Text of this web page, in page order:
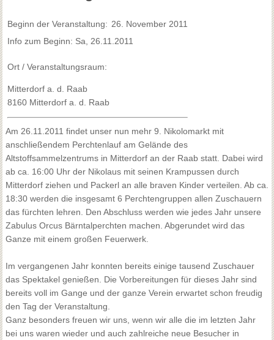
Beginn der Veranstaltung: 26. November 2011
Info zum Beginn: Sa, 26.11.2011
Ort / Veranstaltungsraum:
Mitterdorf a. d. Raab
8160 Mitterdorf a. d. Raab
Am 26.11.2011 findet unser nun mehr 9. Nikolomarkt mit
anschließendem Perchtenlauf am Gelände des
Altstoffsammelzentrums in Mitterdorf an der Raab statt. Dabei wird
ab ca. 16:00 Uhr der Nikolaus mit seinen Krampussen durch
Mitterdorf ziehen und Packerl an alle braven Kinder verteilen. Ab ca.
18:30 werden die insgesamt 6 Perchtengruppen allen Zuschauern
das fürchten lehren. Den Abschluss werden wie jedes Jahr unsere
Zabulus Orcus Bärntalperchten machen. Abgerundet wird das
Ganze mit einem großen Feuerwerk.
Im vergangenen Jahr konnten bereits einige tausend Zuschauer
das Spektakel genießen. Die Vorbereitungen für dieses Jahr sind
bereits voll im Gange und der ganze Verein erwartet schon freudig
den Tag der Veranstaltung.
Ganz besonders freuen wir uns, wenn wir alle die im letzten Jahr
bei uns waren wieder und auch zahlreiche neue Besucher in